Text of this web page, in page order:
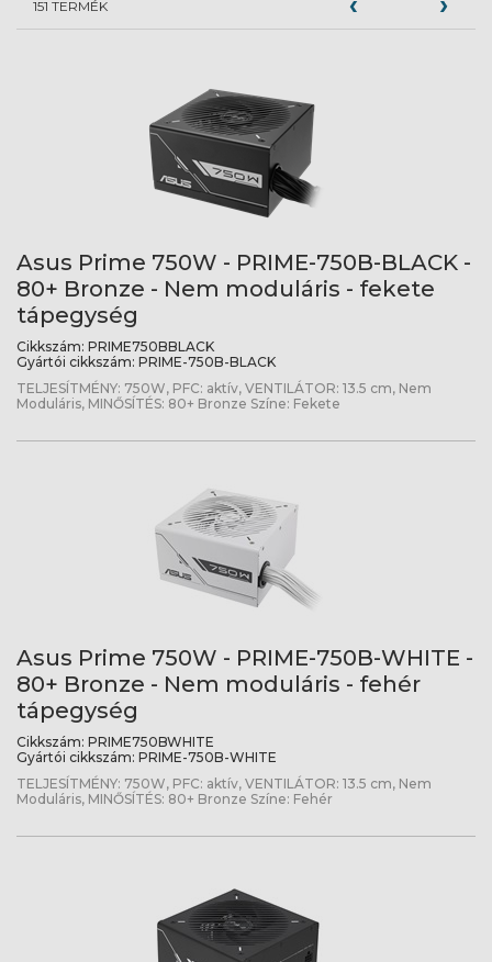
151 TERMÉK
Asus Prime 750W - PRIME-750B-BLACK -
80+ Bronze - Nem moduláris - fekete
tápegység
Cikkszám: PRIME750BBLACK
Gyártói cikkszám: PRIME-750B-BLACK
TELJESÍTMÉNY: 750W, PFC: aktív, VENTILÁTOR: 13.5 cm, Nem
Moduláris, MINŐSÍTÉS: 80+ Bronze Színe: Fekete
Asus Prime 750W - PRIME-750B-WHITE -
80+ Bronze - Nem moduláris - fehér
tápegység
Cikkszám: PRIME750BWHITE
Gyártói cikkszám: PRIME-750B-WHITE
TELJESÍTMÉNY: 750W, PFC: aktív, VENTILÁTOR: 13.5 cm, Nem
Moduláris, MINŐSÍTÉS: 80+ Bronze Színe: Fehér